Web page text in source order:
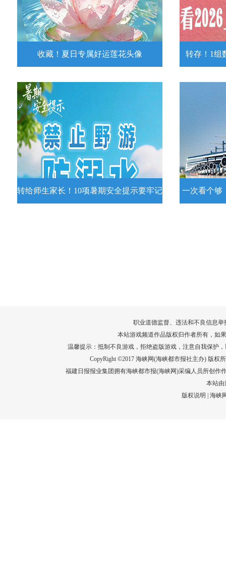
收藏！夏日专属好运莲花头像
收藏！夏日专属好运莲花头像
夏日专属好运莲花头像！
详情
转存！1组
转存！1
况发布。
转给师生家长！10项暑期安全提示要牢记 一次看个够
职业道德监督、违法和不良信息举
本站游戏频道作品版权归作者所有，如
温馨提示：抵制不良游戏，拒绝盗版游戏，注意自我保护
CopyRight ©2017 海峡网(海峡都市报社主办) 版权
福建日报报业集团拥有海峡都市报(海峡网)采编人员所创作
本站由
版权说明
|海峡